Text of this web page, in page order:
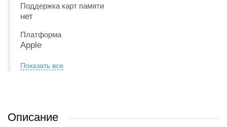
Поддержка карт памяти
нет
Платформа
Apple
Показать все
Описание